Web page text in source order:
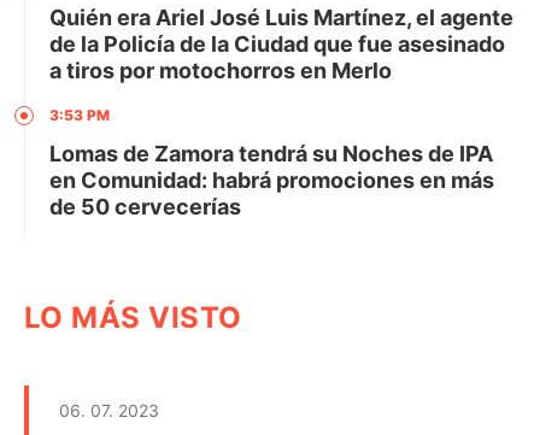
Quién era Ariel José Luis Martínez, el agente
de la Policía de la Ciudad que fue asesinado
a tiros por motochorros en Merlo
3:53 PM
Lomas de Zamora tendrá su Noches de IPA
en Comunidad: habrá promociones en más
de 50 cervecerías
LO MÁS VISTO
06. 07. 2023